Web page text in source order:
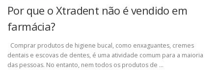
Por que o Xtradent não é vendido em
farmácia?
Comprar produtos de higiene bucal, como enxaguantes, cremes
dentais e escovas de dentes, é uma atividade comum para a maioria
das pessoas. No entanto, nem todos os produtos de …